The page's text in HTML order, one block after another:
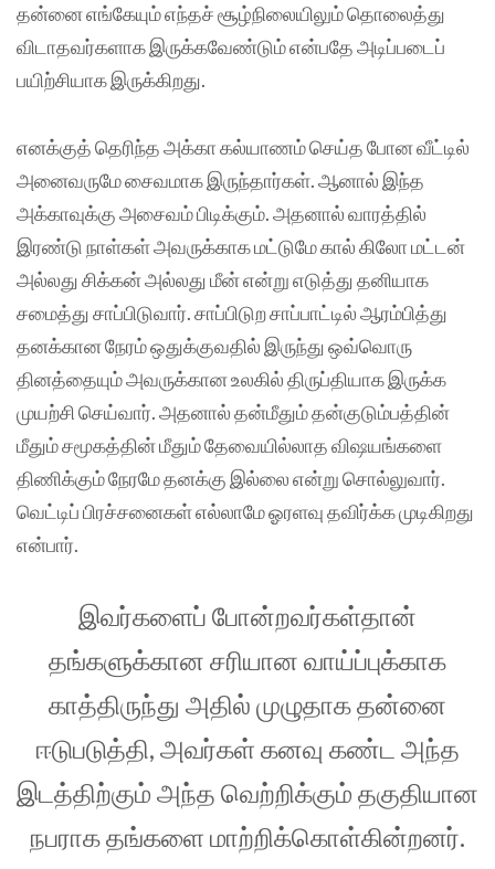
தன்னை எங்கேயும் எந்தச் சூழ்நிலையிலும் தொலைத்து
விடாதவர்களாக இருக்கவேண்டும் என்பதே அடிப்படைப்
பயிற்சியாக இருக்கிறது.
எனக்குத் தெரிந்த அக்கா கல்யாணம் செய்த போன வீட்டில்
அனைவருமே சைவமாக இருந்தார்கள். ஆனால் இந்த
அக்காவுக்கு அசைவம் பிடிக்கும். அதனால் வாரத்தில்
இரண்டு நாள்கள் அவருக்காக மட்டுமே கால் கிலோ மட்டன்
அல்லது சிக்கன் அல்லது மீன் என்று எடுத்து தனியாக
சமைத்து சாப்பிடுவார். சாப்பிடுற சாப்பாட்டில் ஆரம்பித்து
தனக்கான நேரம் ஒதுக்குவதில் இருந்து ஒவ்வொரு
தினத்தையும் அவருக்கான உலகில் திருப்தியாக இருக்க
முயற்சி செய்வார். அதனால் தன்மீதும் தன்குடும்பத்தின்
மீதும் சமூகத்தின் மீதும் தேவையில்லாத விஷயங்களை
திணிக்கும் நேரமே தனக்கு இல்லை என்று சொல்லுவார்.
வெட்டிப் பிரச்சனைகள் எல்லாமே ஓரளவு தவிர்க்க முடிகிறது
என்பார்.
இவர்களைப் போன்றவர்கள்தான்
தங்களுக்கான சரியான வாய்ப்புக்காக
காத்திருந்து அதில் முழுதாக தன்னை
ஈடுபடுத்தி, அவர்கள் கனவு கண்ட அந்த
இடத்திற்கும் அந்த வெற்றிக்கும் தகுதியான
நபராக தங்களை மாற்றிக்கொள்கின்றனர்.